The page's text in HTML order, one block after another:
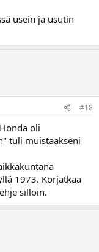
usein ja usutin
#18
oli
tuli muistaakseni
1973. Korjatkaa
silloin.